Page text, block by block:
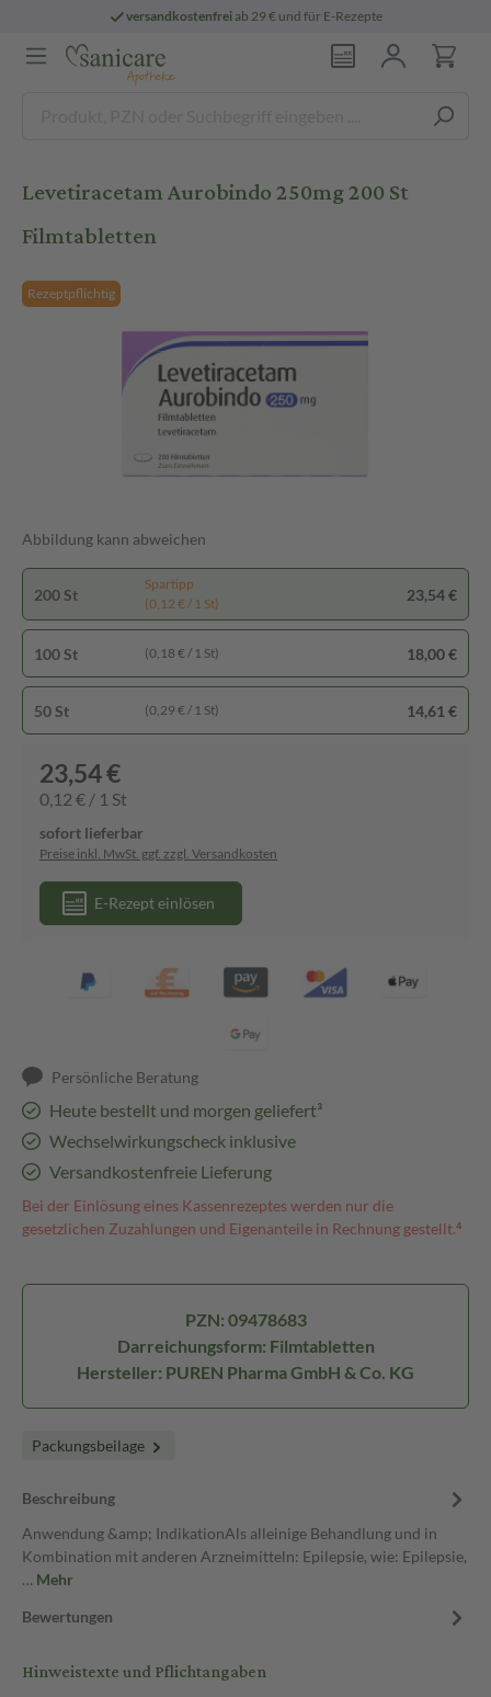
versandkostenfreiab 29 € und für E-Rezepte
Levetiracetam Aurobindo 250mg 200 St
Filmtabletten
Rezeptpflichtig
Abbildung kann abweichen
200 St
Spartipp
(0,12 € / 1 St)
23,54 €
100 St (0,18 € / 1 St) 18,00 €
50 St (0,29 € / 1 St) 14,61 €
23,54 €
0,12 € / 1 St
sofort lieferbar
Preise inkl. MwSt. ggf. zzgl. Versandkosten
E-Rezept einlösen
Persönliche Beratung
Heute bestellt und morgen geliefert³
Wechselwirkungscheck inklusive
Versandkostenfreie Lieferung
Bei der Einlösung eines Kassenrezeptes werden nur die
gesetzlichen Zuzahlungen und Eigenanteile in Rechnung gestellt.⁴
PZN: 09478683
Darreichungsform: Filmtabletten
Hersteller: PUREN Pharma GmbH & Co. KG
Packungsbeilage
Beschreibung
Anwendung &amp; IndikationAls alleinige Behandlung und in
Kombination mit anderen Arzneimitteln: Epilepsie, wie: Epilepsie,
… Mehr
Bewertungen
Hinweistexte und Pflichtangaben